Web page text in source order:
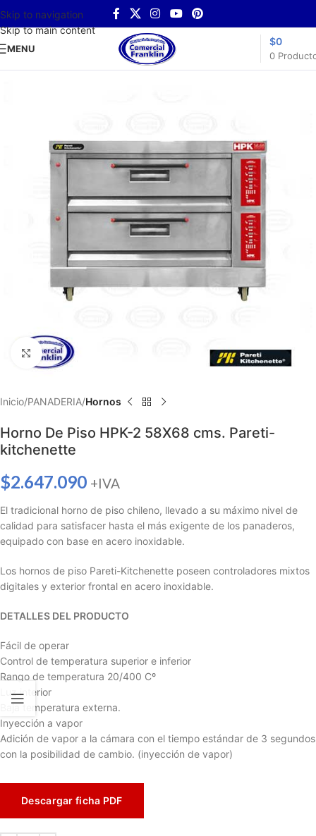
Skip to navigation
Skip to main content
MENU
0
$0
Haga clic para ampliar
Inicio PANADERIA Hornos
Horno De Piso HPK-2 58X68 cms. Pareti-
kitchenette
$2.647.090 +IVA
El tradicional horno de piso chileno, llevado a su máximo nivel de
calidad para satisfacer hasta el más exigente de los panaderos,
equipado con base en acero inoxidable.
Los hornos de piso Pareti-Kitchenette poseen controladores mixtos
digitales y exterior frontal en acero inoxidable.
DETALLES DEL PRODUCTO
Fácil de operar
Control de temperatura superior e inferior
Rango de temperatura 20/400 Cº
Luz interior
Baja temperatura externa.
Inyección a vapor
Adición de vapor a la cámara con el tiempo estándar de 3 segundos
con la posibilidad de cambio. (inyección de vapor)
Descargar ficha PDF